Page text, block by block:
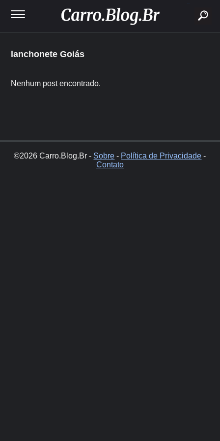
lanchonete Goiás
Nenhum post encontrado.
©2026 Carro.Blog.Br - Sobre - Política de Privacidade -
Contato